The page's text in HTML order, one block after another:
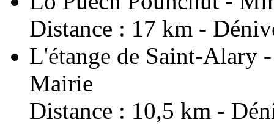
Distance : 17 km -
L'étange de Saint-Alary
Mairie
Distance : 10,5 km -